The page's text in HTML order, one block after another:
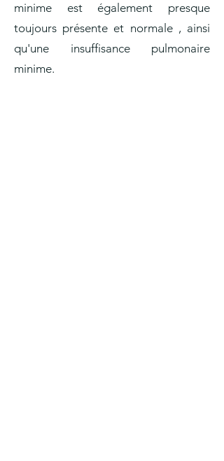
minime est également presque
toujours présente et normale , ainsi
qu'une insuffisance pulmonaire
minime.